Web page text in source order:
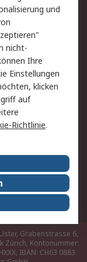
Grabenstrasse 6,
Zürich, Kontonummer:
IBAN: CH63 0883
und
nicht-
Ihre
Einstellungen
klicken
auf
Richtlinie.